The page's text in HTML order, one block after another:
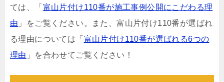
ては、「 富山片付け110番が施工事例公開にこだわる理
由 」をご覧ください。また、富山片付け110番が選ばれ
る理由については「 富山片付け110番が選ばれる6つの
理由 」を合わせてご覧ください！